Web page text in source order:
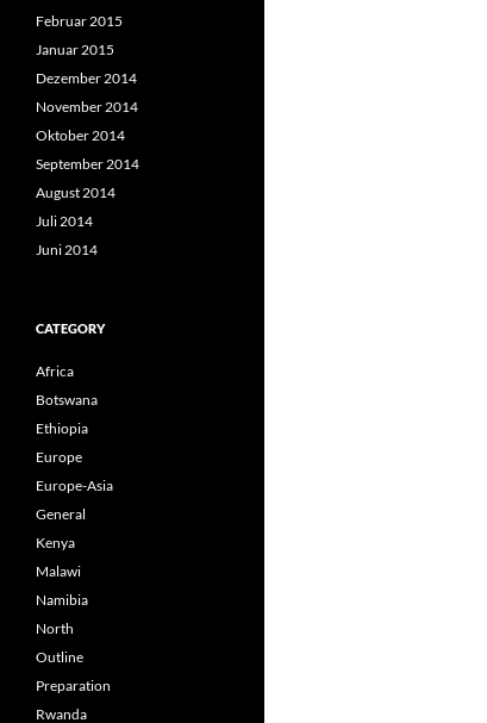
Februar 2015
Januar 2015
Dezember 2014
November 2014
Oktober 2014
September 2014
August 2014
Juli 2014
Juni 2014
CATEGORY
Africa
Botswana
Ethiopia
Europe
Europe-Asia
General
Kenya
Malawi
Namibia
North
Outline
Preparation
Rwanda